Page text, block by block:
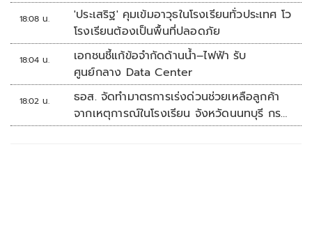
18:08 น.
'ประเสริฐ' คุมเข้มอาวุธในโรงเรียนทั่วประเทศ โว
โรงเรียนต้องเป็นพื้นที่ปลอดภัย
18:04 น.
เอกชนชี้แก้ข้อจำกัดด้านน้ำ–ไฟฟ้า รับ
ศูนย์กลาง Data Center
18:02 น.
ธอส. จัดทำมาตรการเร่งด่วนช่วยเหลือลูกค้า
จากเหตุการณ์ในโรงเรียน จังหวัดนนทบุรี กรณี
เสียชีวิตหรือทุพพลภาพลดดอกเบี้ยเหลือ